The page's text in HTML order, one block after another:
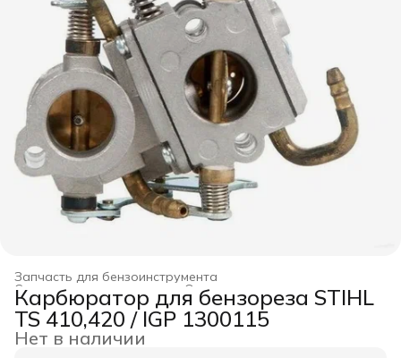
Запчасть для бензоинструмента
Оснастка для инструмента ›
Строительство и ремонт
Главная ›
Карбюратор для бензореза STIHL
TS 410,420 / IGP 1300115
Нет в наличии